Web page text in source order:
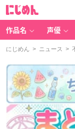
作品名 声優
にじめん > ニュース >